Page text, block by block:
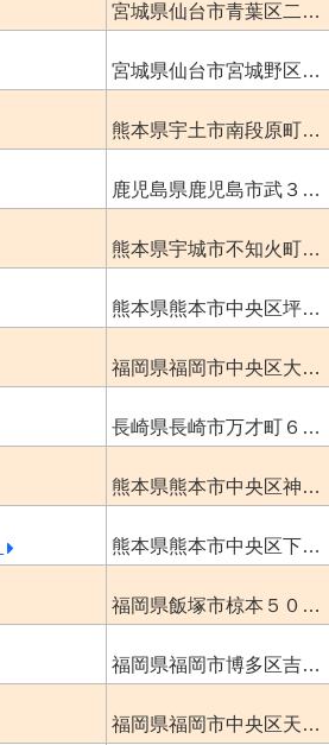
宮城県仙台市青葉区二…
宮城県仙台市宮城野区…
熊本県宇土市南段原町…
鹿児島県鹿児島市武３…
熊本県宇城市不知火町…
熊本県熊本市中央区坪…
福岡県福岡市中央区大…
長崎県長崎市万才町６…
熊本県熊本市中央区神…
熊本県熊本市中央区下…
福岡県飯塚市椋本５０…
福岡県福岡市博多区吉…
福岡県福岡市中央区天…